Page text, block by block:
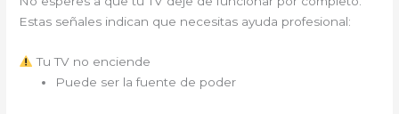
Estas señales indican que necesitas ayuda profesional:
Tu TV no enciende
Puede ser la fuente de poder